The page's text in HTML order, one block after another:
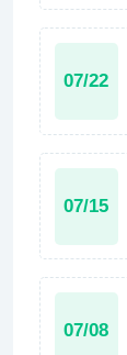
07/22
07/15
07/08